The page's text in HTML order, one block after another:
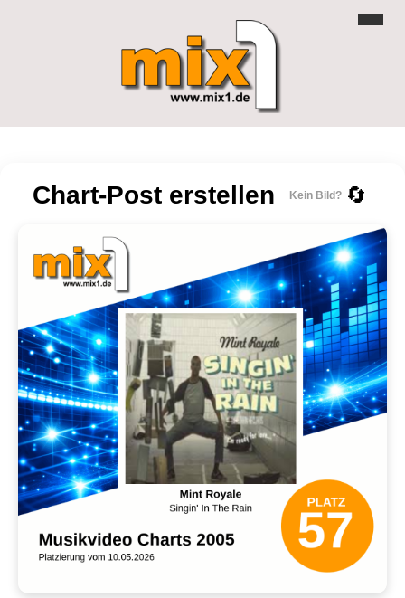
Chart-Post erstellen Kein Bild? 🔄